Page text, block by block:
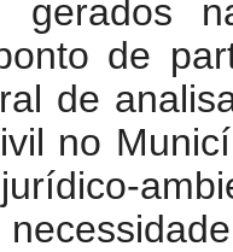
gerados
de
de
no